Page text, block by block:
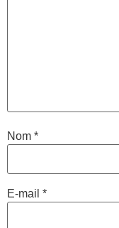
Nom *
E-mail *